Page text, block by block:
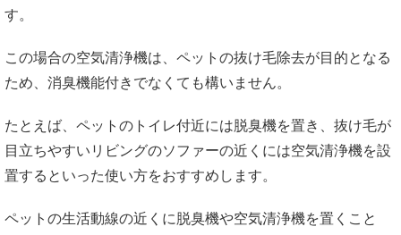
す。
この場合の空気清浄機は、ペットの抜け毛除去が目的となる
ため、消臭機能付きでなくても構いません。
たとえば、ペットのトイレ付近には脱臭機を置き、抜け毛が
目立ちやすいリビングのソファーの近くには空気清浄機を設
置するといった使い方をおすすめします。
ペットの生活動線の近くに脱臭機や空気清浄機を置くこと